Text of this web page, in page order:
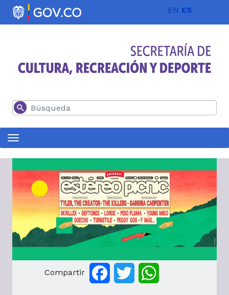
Pasar al contenido principal EN ES
Buscar
Compartir FacebookTwitter